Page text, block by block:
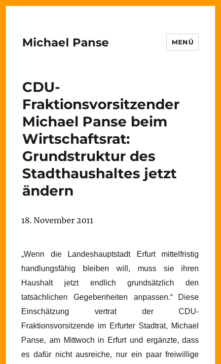
Michael Panse MENÜ
CDU-
Fraktionsvorsitzender
Michael Panse beim
Wirtschaftsrat:
Grundstruktur des
Stadthaushaltes jetzt
ändern
18. November 2011
„Wenn die Landeshauptstadt Erfurt mittelfristig
handlungsfähig bleiben will, muss sie ihren
Haushalt jetzt endlich grundsätzlich den
tatsächlichen Gegebenheiten anpassen.“ Diese
Einschätzung vertrat der CDU-
Fraktionsvorsitzende im Erfurter Stadtrat, Michael
Panse, am Mittwoch in Erfurt und ergänzte, dass
es dafür nicht ausreiche, nur ein paar freiwillige